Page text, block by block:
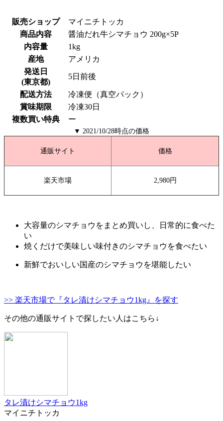
販売ショップ
マイニチトッカ
商品内容
醤油だれ牛シマチョウ 200g×5P
内容量
1kg
産地
アメリカ
発送日
(東京都)
5日前後
配送方法
冷凍便（真空パック）
賞味期限
冷凍30日
複数買い特典
ー
▼ 2021/10/28時点の価格
通販サイト 価格
楽天市場 2,980円
大容量のシマチョウをまとめ買いし、日常的に食べた
い
焼くだけで美味しい味付きのシマチョウを食べたい
新鮮でおいしい国産のシマチョウを堪能したい
>> 楽天市場で『タレ漬けシマチョウ1kg』を探す
その他の通販サイトで探したい人はこちら↓
タレ漬けシマチョウ1kg
マイニチトッカ